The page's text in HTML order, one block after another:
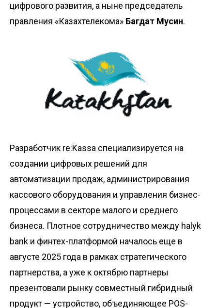
цифрового развития, а ныне председатель
правления «Казахтелекома» Багдат Мусин.
Разработчик re:Kassa специализируется на
создании цифровых решений для
автоматизации продаж, администрирования
кассового оборудования и управления бизнес-
процессами в секторе малого и среднего
бизнеса. Плотное сотрудничество между halyk
bank и финтех-платформой началось еще в
августе 2025 года в рамках стратегического
партнерства, а уже к октябрю партнеры
презентовали рынку совместный гибридный
продукт — устройство, объединяющее POS-